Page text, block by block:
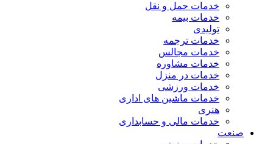
خدمات حمل و نقل
خدمات بیمه
تولیدی
خدمات ترجمه
خدمات مجالس
خدمات مشاوره
خدمات در منزل
خدمات ورزشی
خدمات ماشین های اداری
هنری
خدمات مالی و حسابداری
صنعت